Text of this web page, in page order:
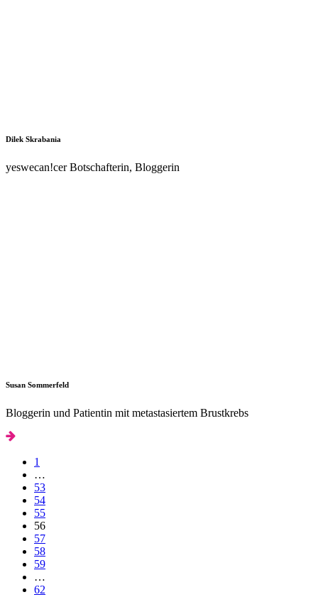
Dilek Skrabania
yeswecan!cer Botschafterin, Bloggerin
Susan Sommerfeld
Bloggerin und Patientin mit metastasiertem Brustkrebs
1
…
53
54
55
56
57
58
59
…
62